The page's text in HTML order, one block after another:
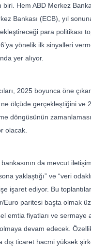
Hem ABD Merkez
Bankası (ECB), yıl
para politikası
yönelik ilk sinyalleri
yer alıyor.
2025 boyunca öne
ölçüde gerçekleştiğini ve
döngüsünün
olacak.
da mevcut
yaklaştığı” ve “veri
işaret ediyor. Bu
Euro paritesi başta olmak
emtia fiyatları ve sermaye
devam edecek.
dış ticaret hacmi yüksek